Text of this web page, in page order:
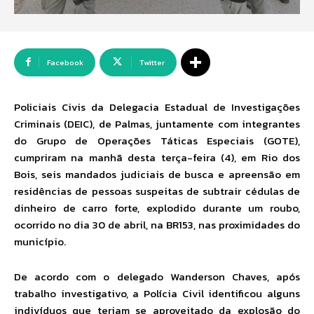
Facebook Twitter
Policiais Civis da Delegacia Estadual de Investigações
Criminais (DEIC), de Palmas, juntamente com integrantes
do Grupo de Operações Táticas Especiais (GOTE),
cumpriram na manhã desta terça-feira (4), em Rio dos
Bois, seis mandados judiciais de busca e apreensão em
residências de pessoas suspeitas de subtrair cédulas de
dinheiro de carro forte, explodido durante um roubo,
ocorrido no dia 30 de abril, na BR153, nas proximidades do
município.
De acordo com o delegado Wanderson Chaves, após
trabalho investigativo, a Polícia Civil identificou alguns
indivíduos que teriam se aproveitado da explosão do